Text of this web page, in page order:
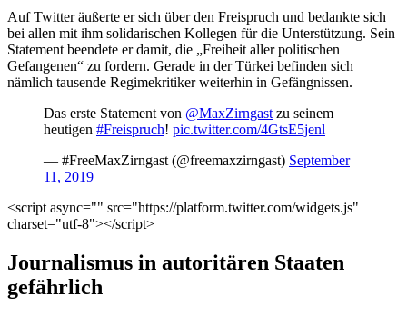
Auf Twitter äußerte er sich über den Freispruch und bedankte sich
bei allen mit ihm solidarischen Kollegen für die Unterstützung. Sein
Statement beendete er damit, die „Freiheit aller politischen
Gefangenen“ zu fordern. Gerade in der Türkei befinden sich
nämlich tausende Regimekritiker weiterhin in Gefängnissen.
Das erste Statement von @MaxZirngast zu seinem
heutigen #Freispruch! pic.twitter.com/4GtsE5jenl
— #FreeMaxZirngast (@freemaxzirngast) September
11, 2019
<script async="" src="https://platform.twitter.com/widgets.js"
charset="utf-8"></script>
Journalismus in autoritären Staaten
gefährlich